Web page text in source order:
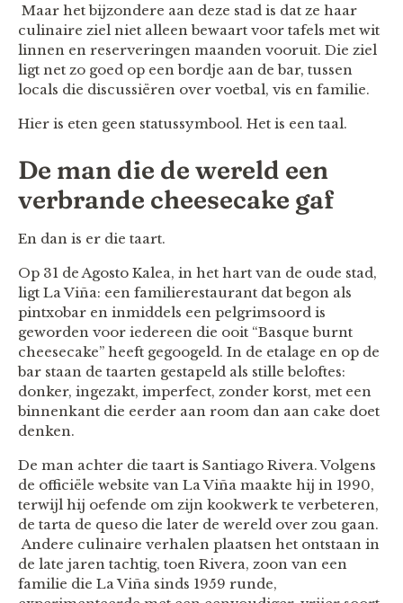
Maar het bijzondere aan deze stad is dat ze haar
culinaire ziel niet alleen bewaart voor tafels met wit
linnen en reserveringen maanden vooruit. Die ziel
ligt net zo goed op een bordje aan de bar, tussen
locals die discussiëren over voetbal, vis en familie.
Hier is eten geen statussymbool. Het is een taal.
De man die de wereld een
verbrande cheesecake gaf
En dan is er die taart.
Op 31 de Agosto Kalea, in het hart van de oude stad,
ligt La Viña: een familierestaurant dat begon als
pintxobar en inmiddels een pelgrimsoord is
geworden voor iedereen die ooit “Basque burnt
cheesecake” heeft gegoogeld. In de etalage en op de
bar staan de taarten gestapeld als stille beloftes:
donker, ingezakt, imperfect, zonder korst, met een
binnenkant die eerder aan room dan aan cake doet
denken.
De man achter die taart is Santiago Rivera. Volgens
de officiële website van La Viña maakte hij in 1990,
terwijl hij oefende om zijn kookwerk te verbeteren,
de tarta de queso die later de wereld over zou gaan.
Andere culinaire verhalen plaatsen het ontstaan in
de late jaren tachtig, toen Rivera, zoon van een
familie die La Viña sinds 1959 runde,